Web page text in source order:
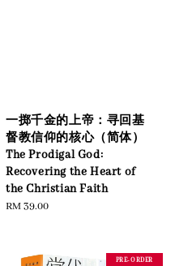
一掷千金的上帝：寻回基
督教信仰的核心（简体）
The Prodigal God:
Recovering the Heart of
the Christian Faith
Regular
RM 39.00
PRE-ORDER